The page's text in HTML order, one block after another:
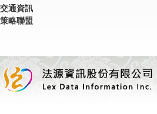
交通資訊
策略聯盟